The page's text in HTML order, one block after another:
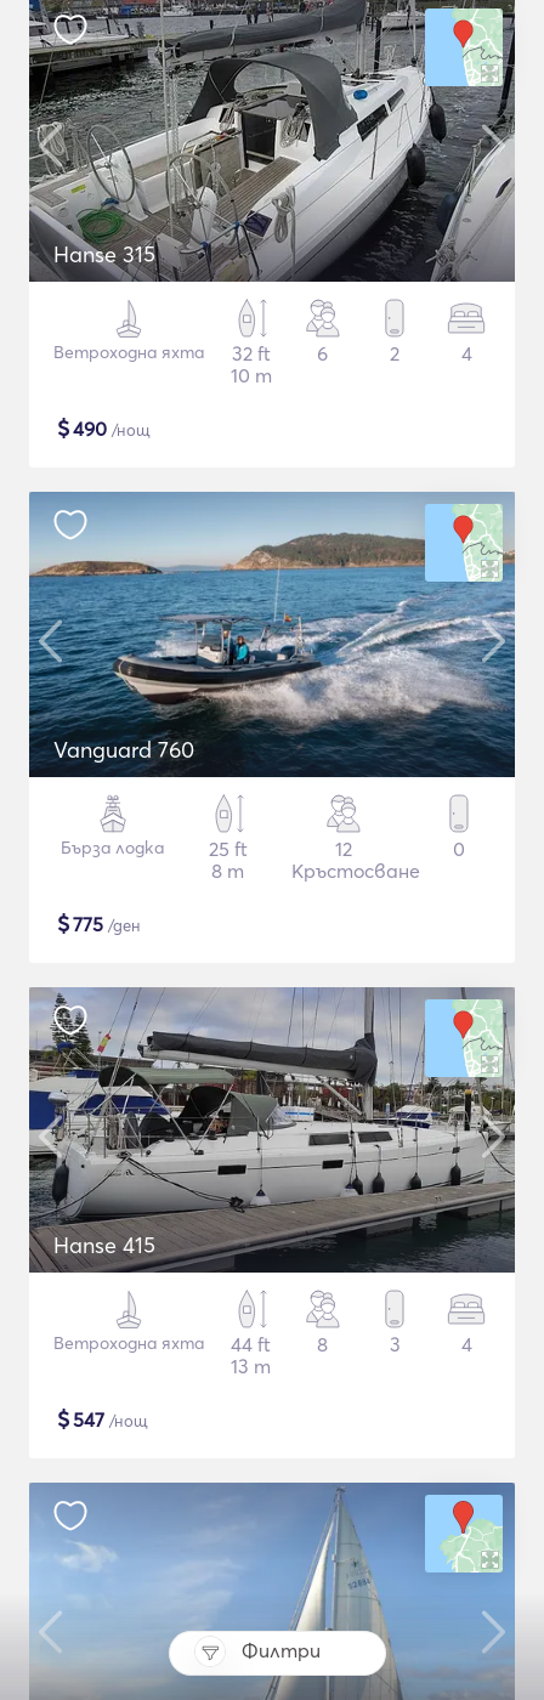
Филтри
Hanse 315
Ветроходна яхта
32 ft
10 m
6 2 4
$490 /нощ
Vanguard 760
Бърза лодка
25 ft
8 m
12
Кръстосване
0
$775 /ден
Hanse 415
Ветроходна яхта
44 ft
13 m
8 3 4
$547 /нощ